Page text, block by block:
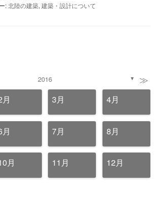
:北陸の建築, 建築・設計について
2016 ▼ ≫
月 3月 4月
月 7月 8月
月 11月 12月